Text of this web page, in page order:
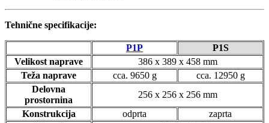
Tehnične specifikacije:
P1P
P1S
Velikost naprave
386 x 389 x 458 mm
Teža naprave
cca. 9650 g
cca. 12950 g
Delovna
prostornina
256 x 256 x 256 mm
Konstrukcija
odprta
zaprta